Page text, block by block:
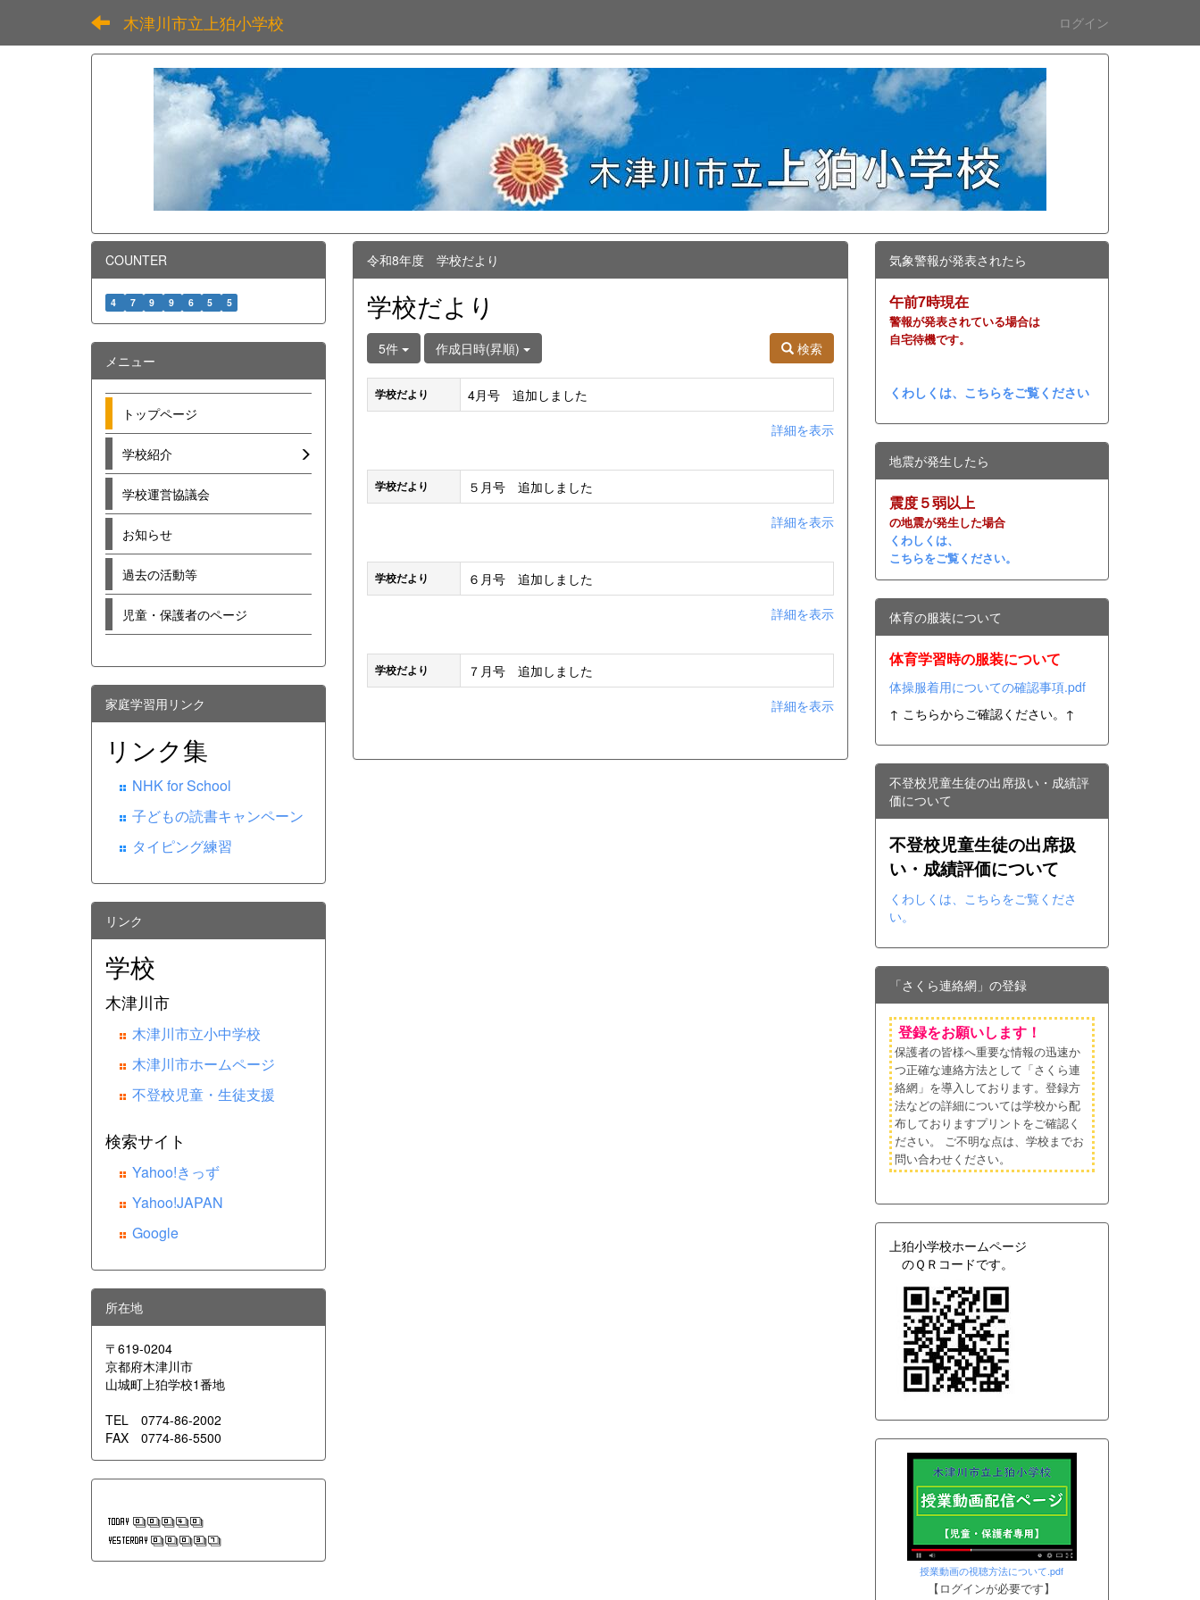
木津川市立上狛小学校 ログイン
令和8年度 学校だより
学校だより
5件 作成日時(昇順) 検索
学校だより
4月号 追加しました
詳細を表示
学校だより
５月号 追加しました
詳細を表示
学校だより
６月号 追加しました
詳細を表示
学校だより
７月号 追加しました
詳細を表示
COUNTER
4 7 9 9 6 5 5
メニュー
トップページ
学校紹介
学校運営協議会
お知らせ
過去の活動等
児童・保護者のページ
家庭学習用リンク
リンク集
NHK for School
子どもの読書キャンペーン
タイピング練習
リンク
学校
木津川市
木津川市立小中学校
木津川市ホームページ
不登校児童・生徒支援
検索サイト
Yahoo!きっず
Yahoo!JAPAN
Google
所在地
〒619-0204
京都府木津川市
山城町上狛学校1番地
TEL 0774-86-2002
FAX 0774-86-5500
気象警報が発表されたら
午前7時現在
警報が発表されている場合は
自宅待機です。
くわしくは、こちらをご覧ください
地震が発生したら
震度５弱以上
の地震が発生した場合
くわしくは、
こちらをご覧ください。
体育の服装について
体育学習時の服装について
体操服着用についての確認事項.pdf
↑ こちらからご確認ください。↑
不登校児童生徒の出席扱い・成績評
価について
不登校児童生徒の出席扱
い・成績評価について
くわしくは、こちらをご覧くださ
い。
「さくら連絡網」の登録
登録をお願いします！
保護者の皆様へ重要な情報の迅速か
つ正確な連絡方法として「さくら連
絡網」を導入しております。登録方
法などの詳細については学校から配
布しておりますプリントをご確認く
ださい。
ご不明な点は、学校までお
問い合わせください。
上狛小学校ホームページ
のＱＲコードです。
授業動画の視聴方法について.pdf
【ログインが必要です】